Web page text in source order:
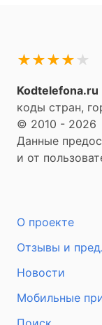
★
★
★
★
★
Kodtelefona.ru
коды стран,
© 2010 - 2026
Данные
и от
О проекте
Отзывы и
Новости
Мобильные